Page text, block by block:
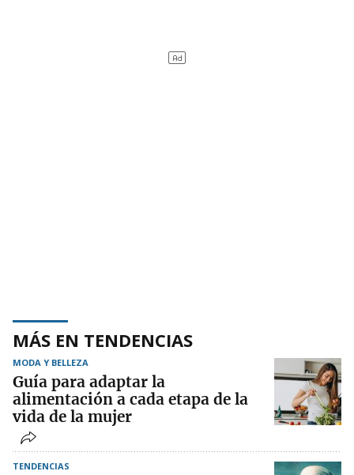
MÁS EN TENDENCIAS
MODA Y BELLEZA
Guía para adaptar la
alimentación a cada etapa de la
vida de la mujer
TENDENCIAS